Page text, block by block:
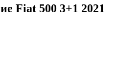
Fiat 500 3+1 2021